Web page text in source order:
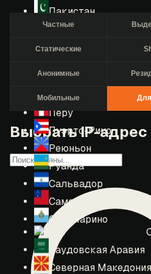
Пакистан
Палау
Палестина
Парагвай
Перу
Пуэрто-Рико
Реюньон
Руанда
Сальвадор
Самоа
Сан-Марино
Саудовская Аравия
Северная Македония
Частные
Статические
Анонимные
Мобильные
Выбрать IP-